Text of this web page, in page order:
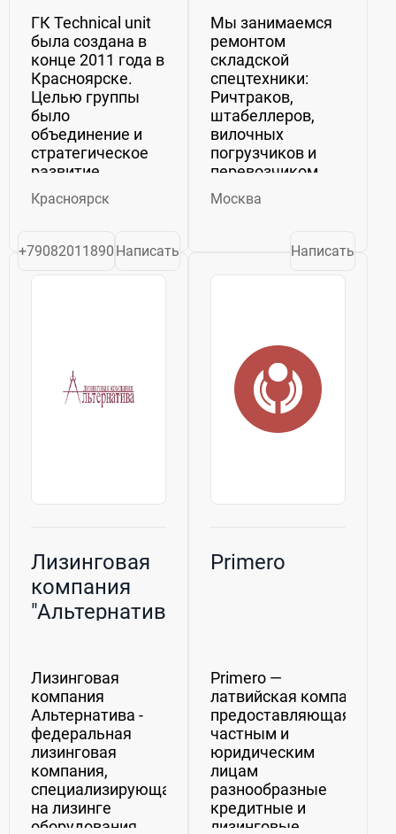
ГК Techniсal unit
была создана в
конце 2011 года в
Красноярске.
Целью группы
было
объединение и
стратегическое
развитие
строительных
компаний для
возможностей.
создает
ком...
Красноярск
+79082011890 Написать
Мы занимаемся
ремонтом
складской
спецтехники:
Ричтраков,
штабеллеров,
вилочных
погрузчиков и
перевозчиком
паллетов в
Москве и
области Сдаём
аренду в Москве
смена на
вилочный
погрузчик....
Москва
Написать
Лизинговая
компания
"Альтернатива"
Лизинговая
компания
Альтернатива -
федеральная
лизинговая
компания,
специализирующаяся
на лизинге
оборудования,
Primero
Primero —
латвийская компания,
предоставляющая
частным и
юридическим
лицам
разнообразные
кредитные и
лизинговые